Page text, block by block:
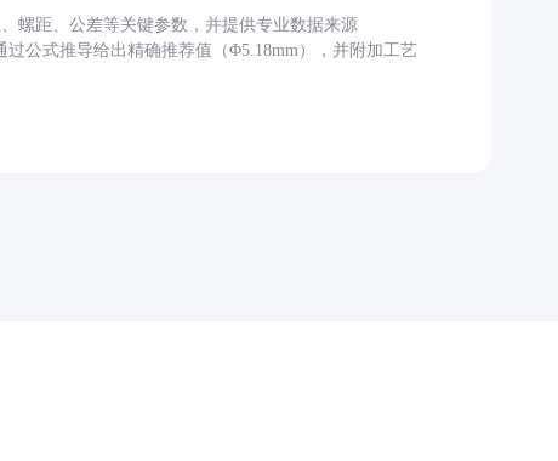
螺距、公差等关键参数，并提供专业数据来源
过公式推导给出精确推荐值（Φ5.18mm），并附加工艺